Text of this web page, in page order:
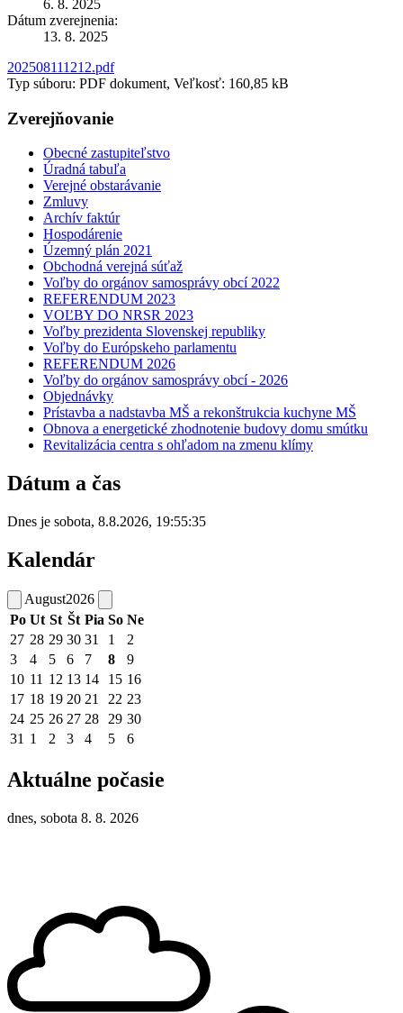
6. 8. 2025
Dátum zverejnenia:
13. 8. 2025
202508111212.pdf
Typ súboru: PDF dokument, Veľkosť: 160,85 kB
Zverejňovanie
Obecné zastupiteľstvo
Úradná tabuľa
Verejné obstarávanie
Zmluvy
Archív faktúr
Hospodárenie
Územný plán 2021
Obchodná verejná súťaž
Voľby do orgánov samosprávy obcí 2022
REFERENDUM 2023
VOĽBY DO NRSR 2023
Voľby prezidenta Slovenskej republiky
Voľby do Európskeho parlamentu
REFERENDUM 2026
Voľby do orgánov samosprávy obcí - 2026
Objednávky
Prístavba a nadstavba MŠ a rekonštrukcia kuchyne MŠ
Obnova a energetické zhodnotenie budovy domu smútku
Revitalizácia centra s ohľadom na zmenu klímy
Dátum a čas
Dnes je sobota, 8.8.2026, 19:55:35
Kalendár
August2026
Po Ut St Št Pia So Ne
27 28 29 30 31 1
2
3
4 5 6 7 8
9
10 11 12 13 14 15 16
17 18 19 20 21 22 23
24 25 26 27 28 29 30
31 1 2 3 4 5 6
Aktuálne počasie
dnes, sobota 8. 8. 2026